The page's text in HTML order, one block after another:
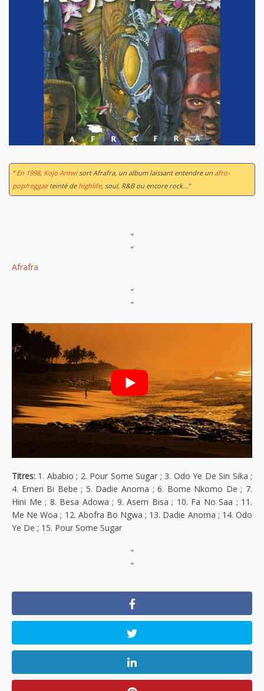
“En 1998, Kojo Antwisort Afrafra, un album laissant entendre un afro-
pop/reggaeteinté de highlife, soul, R&B ou encore rock...”
"
"
Afrafra
"
"
Titres: 1. Ababio ; 2. Pour Some Sugar ; 3. Odo Ye De Sin Sika ;
4. Emeri Bi Bebe ; 5. Dadie Anoma ; 6. Bome Nkomo De ; 7.
Hini Me ; 8. Besa Adowa ; 9. Asem Bisa ; 10. Fa No Saa ; 11.
Me Ne Woa ; 12. Abofra Bo Ngwa ; 13. Dadie Anoma ; 14. Odo
Ye De ; 15. Pour Some Sugar
"
"